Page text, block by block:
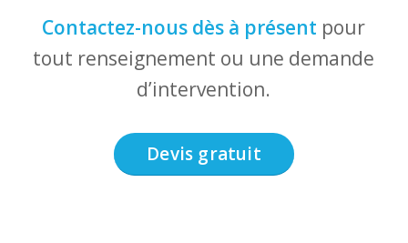
Contactez-nous dès à présent pour
tout renseignement ou une demande
d’intervention.
Devis gratuit